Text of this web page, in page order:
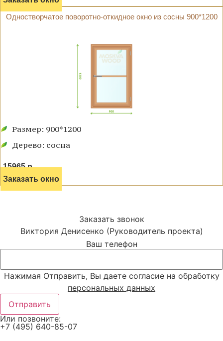
Одностворчатое поворотно-откидное окно из сосны 900*1200
Размер: 900*1200
Дерево: сосна
15965 р.
Заказать окно
Заказать звонок
Виктория Денисенко (Руководитель проекта)
Ваш телефон
Нажимая Отправить, Вы даете согласие на обработку
персональных данных
Отправить
Или позвоните:
+7 (495) 640-85-07